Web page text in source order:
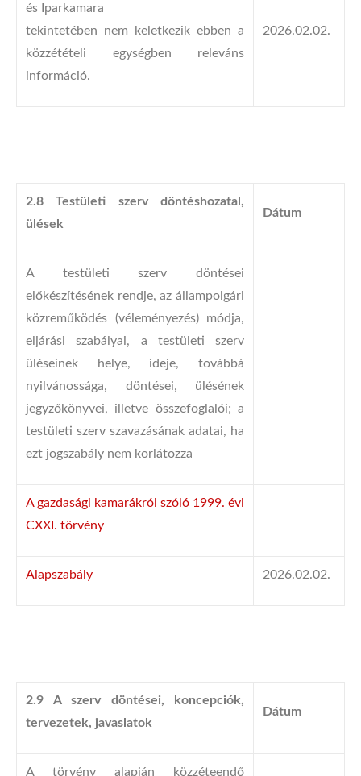
és Iparkamara
tekintetében nem keletkezik ebben a
közzétételi egységben releváns
információ.
2026.02.02.
2.8 Testületi szerv döntéshozatal,
ülések
Dátum
A testületi szerv döntései
előkészítésének rendje, az állampolgári
közreműködés (véleményezés) módja,
eljárási szabályai, a testületi szerv
üléseinek helye, ideje, továbbá
nyilvánossága, döntései, ülésének
jegyzőkönyvei, illetve összefoglalói; a
testületi szerv szavazásának adatai, ha
ezt jogszabály nem korlátozza
A gazdasági kamarákról szóló 1999. évi
CXXI. törvény
Alapszabály 2026.02.02.
2.9 A szerv döntései, koncepciók,
tervezetek, javaslatok
Dátum
A törvény alapján közzéteendő